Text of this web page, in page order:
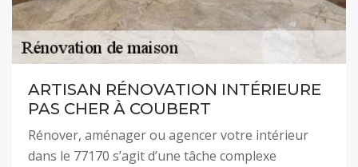
ARTISAN RÉNOVATION INTÉRIEURE
PAS CHER À COUBERT
Rénover, aménager ou agencer votre intérieur
dans le 77170 s’agit d’une tâche complexe